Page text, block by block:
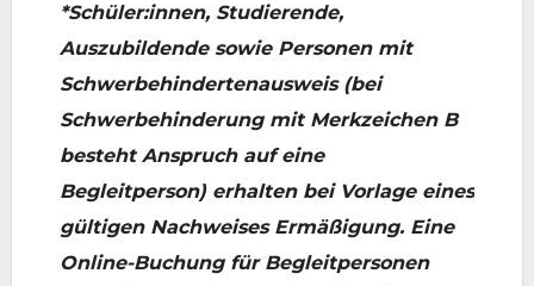
*Schüler:innen, Studierende,
Auszubildende sowie Personen mit
Schwerbehindertenausweis (bei
Schwerbehinderung mit Merkzeichen B
besteht Anspruch auf eine
Begleitperson) erhalten bei Vorlage eines
gültigen Nachweises Ermäßigung. Eine
Online-Buchung für Begleitpersonen